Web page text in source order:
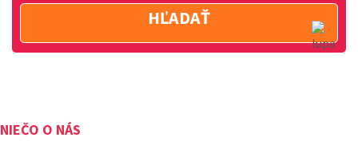
HĽADAŤ
NIEČO O NÁS